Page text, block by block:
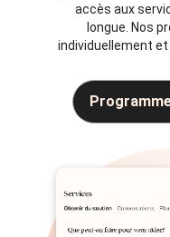
accès aux
longue. Nos
individuellement